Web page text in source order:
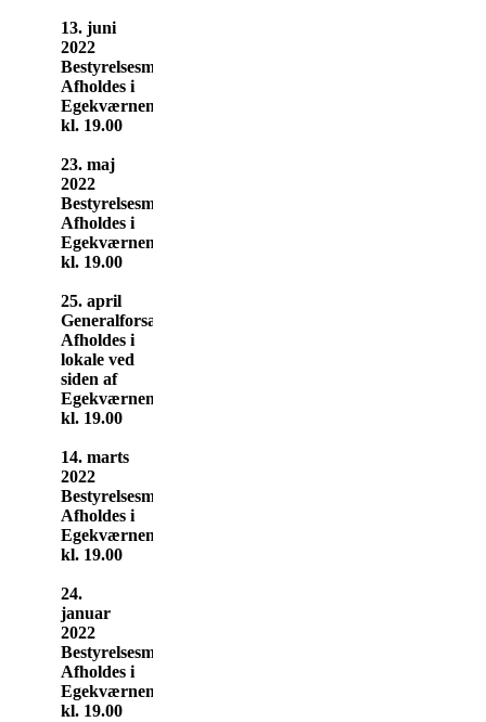
13. juni
2022
Bestyrelsesmøde
Afholdes i
Egekværnen
kl. 19.00
23. maj
2022
Bestyrelsesmøde
Afholdes i
Egekværnen
kl. 19.00
25. april
Generalforsamling
Afholdes i
lokale ved
siden af
Egekværnen
kl. 19.00
14. marts
2022
Bestyrelsesmøde
Afholdes i
Egekværnen
kl. 19.00
24.
januar
2022
Bestyrelsesmøde
Afholdes i
Egekværnen
kl. 19.00